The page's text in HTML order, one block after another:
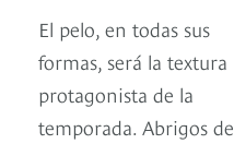
El pelo, en todas sus
formas, será la textura
protagonista de la
temporada. Abrigos de